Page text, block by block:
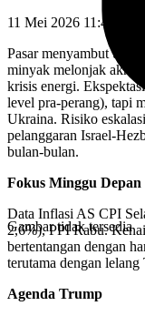
Gambar tidak tersedia
11 Mei 2026 11:40
Pasar menyambut
minyak melonjak akhir
krisis energi.
level pra-perang), tapi
Ukraina. Risiko
pelanggaran Israel-
bulan-bulan.
Fokus Minggu Depan
Data Inflasi AS CPI
2,6%), PPI Rabu.
bertentangan dengan
terutama dengan lelang
Agenda Trump